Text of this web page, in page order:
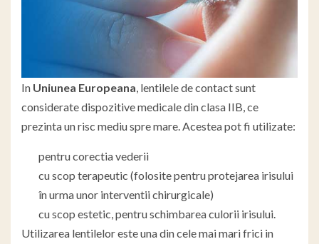
In Uniunea Europeana , lentilele de contact sunt
considerate dispozitive medicale din clasa IIB, ce
prezinta un risc mediu spre mare. Acestea pot fi utilizate:
pentru corectia vederii
cu scop terapeutic (folosite pentru protejarea irisului
în urma unor interventii chirurgicale)
cu scop estetic, pentru schimbarea culorii irisului.
Utilizarea lentilelor este una din cele mai mari frici in